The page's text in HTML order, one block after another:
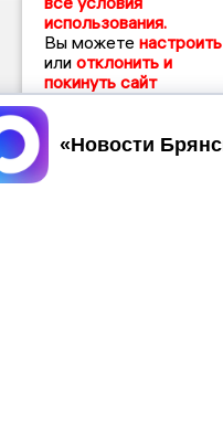
использования.
Вы можете настроить
или отклонить и
покинуть сайт
Принять